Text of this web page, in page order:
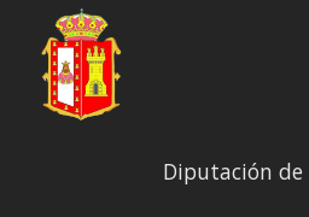
Diputación de